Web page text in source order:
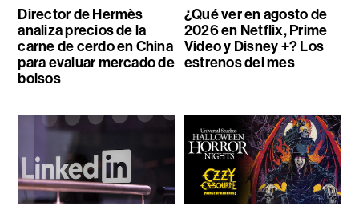
Director de Hermès
analiza precios de la
carne de cerdo en China
para evaluar mercado de
bolsos
¿Qué ver en agosto de
2026 en Netflix, Prime
Video y Disney +? Los
estrenos del mes